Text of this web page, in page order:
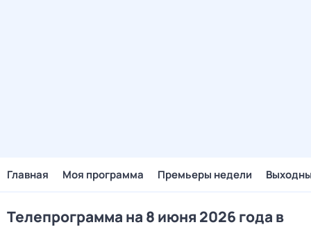
Главная Моя программа Премьеры недели
Телепрограмма на 8 июня 2026 года в